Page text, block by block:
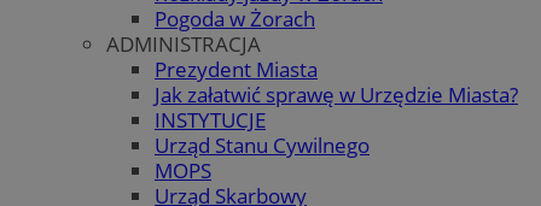
Pogoda w Żorach
ADMINISTRACJA
Prezydent Miasta
Jak załatwić sprawę w Urzędzie Miasta?
INSTYTUCJE
Urząd Stanu Cywilnego
MOPS
Urząd Skarbowy